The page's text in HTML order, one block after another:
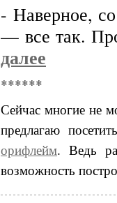
- Наверное,
— все так.
далее
******
Сейчас многие не
предлагаю
орифлейм. Ведь
возможность